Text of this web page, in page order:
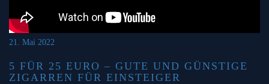
21. Mai 2022
5 FÜR 25 EURO – GUTE UND GÜNSTIGE
ZIGARREN FÜR EINSTEIGER